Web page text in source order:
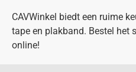
CAVWinkel biedt een ruime
tape en plakband. Bestel het
online!